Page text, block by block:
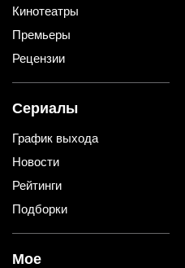
Кинотеатры
Премьеры
Рецензии
Сериалы
График выхода
Новости
Рейтинги
Подборки
Мое